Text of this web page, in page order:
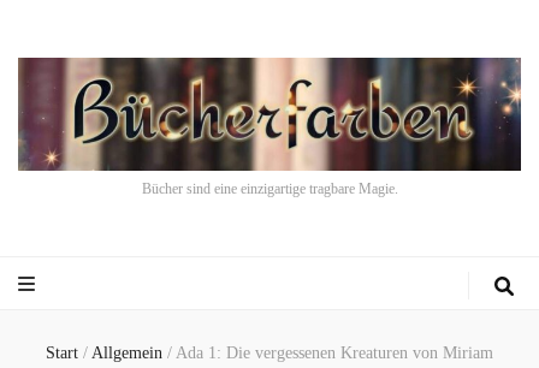
Bücher sind eine einzigartige tragbare Magie.
Start / Allgemein / Ada 1: Die vergessenen Kreaturen von Miriam